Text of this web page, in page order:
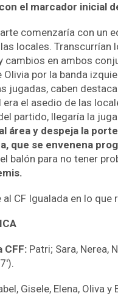
el marcador inicial
comenzaría con un
locales.
cambios en ambos
Olivia por la banda
jugadas, caben
era el asedio de las
partido, llegaría la
área y despeja la
que se envenena
balón para no tener
al CF Igualada en lo que
CFF: Patri; Sara, Nerea,
Gisele, Elena, Oliva y